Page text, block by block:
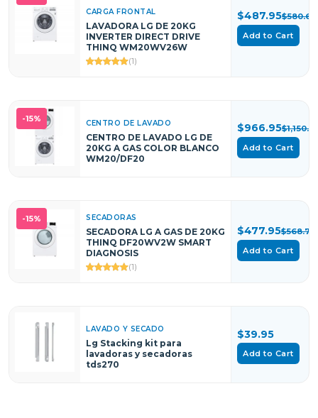
CARGA FRONTAL
LAVADORA LG DE 20KG
INVERTER DIRECT DRIVE
THINQ WM20WV26W
(1)
$487.95$580.66
Add to Cart
-15% CENTRO DE LAVADO
CENTRO DE LAVADO LG DE
20KG A GAS COLOR BLANCO
WM20/DF20
$966.95
Add to Cart
-15% SECADORAS
SECADORA LG A GAS DE 20KG
THINQ DF20WV2W SMART
DIAGNOSIS
(1)
$477.95$568.76
Add to Cart
LAVADO Y SECADO
Lg Stacking kit para
lavadoras y secadoras
tds270
$39.95
Add to Cart